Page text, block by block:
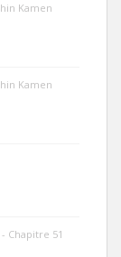
Kamen
Kamen
Chapitre 51